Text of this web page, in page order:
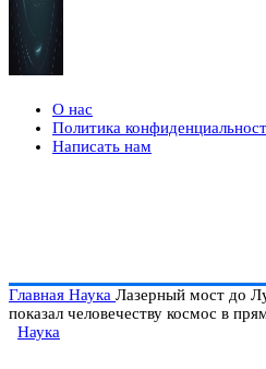
О нас
Политика
Написать нам
Главная Наука Лазерный мост до
показал человечеству космос в
Наука